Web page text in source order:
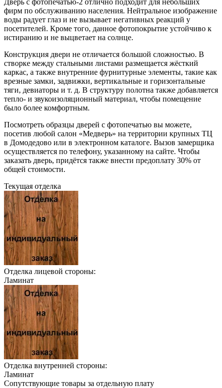
Дверь с фотопечатью-2 отлично подходит для небольших
фирм по обслуживанию населения. Нейтральное изображение
воды радует глаз и не вызывает негативных реакций у
посетителей. Кроме того, данное фотопокрытие устойчиво к
истиранию и не выцветает на солнце.
Конструкция двери не отличается большой сложностью. В
створке между стальными листами размещается жёсткий
каркас, а также внутренние фурнитурные элементы, такие как
врезные замки, задвижки, вертикальные и горизонтальные
тяги, девиаторы и т. д. В структуру полотна также добавляется
тепло- и звукоизоляционный материал, чтобы помещение
было более комфортным.
Посмотреть образцы дверей с фотопечатью вы можете,
посетив любой салон «Медверь» на территории крупных ТЦ
в Домодедово или в электронном каталоге. Вызов замерщика
осуществляется по телефону, указанному на сайте. Чтобы
заказать дверь, придётся также внести предоплату 30% от
общей стоимости.
Текущая отделка
Отделка лицевой стороны:
Ламинат
Отделка внутренней стороны:
Ламинат
Сопутствующие товары за отдельную плату